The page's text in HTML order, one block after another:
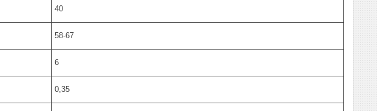
40
58-67
6
0,35